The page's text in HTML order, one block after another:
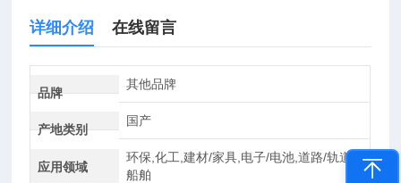
详细介绍 在线留言
品牌
其他品牌
产地类别
国产
应用领域
环保,化工,建材/家具,电子/电池,道路/轨道/
船舶